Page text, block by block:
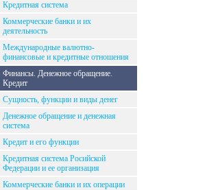
Кредитная система
Коммерческие банки и их
деятельность
Международные валютно-
финансовые и кредитные отношения
Финансы. Денежное обращение.
Кредит
Сущность, функции и виды денег
Денежное обращение и денежная
система
Кредит и его функции
Кредитная система Росийской
Федерации и ее организация
Коммерческие банки и их операции